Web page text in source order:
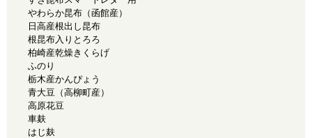
やわらか昆布（函館産）
日高産根出し昆布
根昆布入りとろろ
柏崎産乾燥きくらげ
ふのり
栃木産かんぴょう
青大豆（高柳町産）
高原花豆
車麸
はじ麸